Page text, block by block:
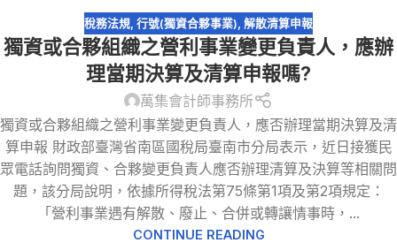
稅務法規 行號(獨資合夥事業) 解散清算申報
獨資或合夥組織之營利事業變更負責人，應辦
理當期決算及清算申報嗎?
萬集會計師事務所
獨資或合夥組織之營利事業變更負責人，應否辦理當期決算及清
算申報 財政部臺灣省南區國稅局臺南市分局表示，近日接獲民
眾電話詢問獨資、合夥變更負責人應否辦理清算及決算等相關問
題，該分局說明，依據所得稅法第75條第1項及第2項規定：
「營利事業遇有解散、廢止、合併或轉讓情事時，...
CONTINUE READING